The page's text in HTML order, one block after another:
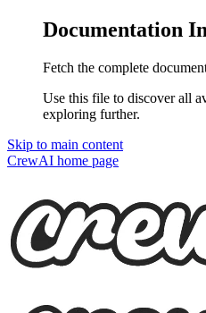
Documentation
Fetch the complete
Use this file to discover all
exploring further.
Skip to main content
CrewAI home page